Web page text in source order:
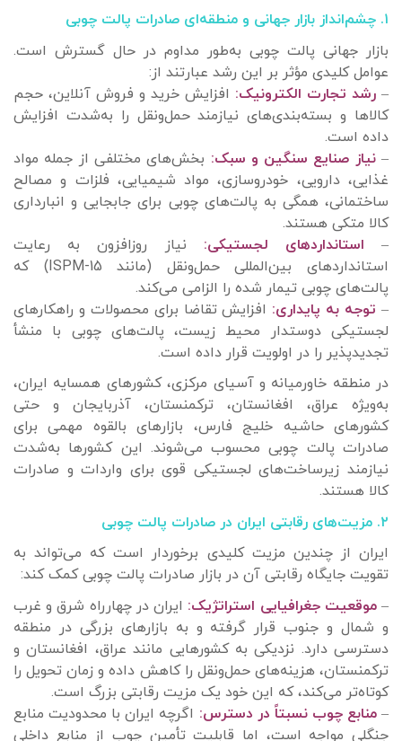
۱. چشم‌انداز بازار جهانی و منطقه‌ای صادرات پالت چوبی
بازار جهانی پالت چوبی به‌طور مداوم در حال گسترش است.
عوامل کلیدی مؤثر بر این رشد عبارتند از:
– رشد تجارت الکترونیک: افزایش خرید و فروش آنلاین، حجم
کالاها و بسته‌بندی‌های نیازمند حمل‌ونقل را به‌شدت افزایش
داده است.
–نیاز صنایع سنگین و سبک: بخش‌های مختلفی از جمله مواد
غذایی، دارویی، خودروسازی، مواد شیمیایی، فلزات و مصالح
ساختمانی، همگی به پالت‌های چوبی برای جابجایی و انبارداری
کالا متکی هستند.
– استانداردهای لجستیکی: نیاز روزافزون به رعایت
استانداردهای بین‌المللی حمل‌ونقل (مانند ISPM-15) که
پالت‌های چوبی تیمار شده را الزامی می‌کند.
– توجه به پایداری: افزایش تقاضا برای محصولات و راهکارهای
لجستیکی دوستدار محیط زیست، پالت‌های چوبی با منشأ
تجدیدپذیر را در اولویت قرار داده است.
در منطقه خاورمیانه و آسیای مرکزی، کشورهای همسایه ایران،
به‌ویژه عراق، افغانستان، ترکمنستان، آذربایجان و حتی
کشورهای حاشیه خلیج فارس، بازارهای بالقوه مهمی برای
صادرات پالت چوبی محسوب می‌شوند. این کشورها به‌شدت
نیازمند زیرساخت‌های لجستیکی قوی برای واردات و صادرات
کالا هستند.
۲. مزیت‌های رقابتی ایران در صادرات پالت چوبی
ایران از چندین مزیت کلیدی برخوردار است که می‌تواند به
تقویت جایگاه رقابتی آن در بازار صادرات پالت چوبی کمک کند:
–موقعیت جغرافیایی استراتژیک: ایران در چهارراه شرق و غرب
و شمال و جنوب قرار گرفته و به بازارهای بزرگی در منطقه
دسترسی دارد. نزدیکی به کشورهایی مانند عراق، افغانستان و
ترکمنستان، هزینه‌های حمل‌ونقل را کاهش داده و زمان تحویل را
کوتاه‌تر می‌کند، که این خود یک مزیت رقابتی بزرگ است.
–منابع چوب نسبتاً در دسترس: اگرچه ایران با محدودیت منابع
جنگلی مواجه است، اما قابلیت تأمین چوب از منابع داخلی